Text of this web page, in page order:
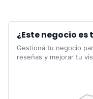
¿Este negocio es
Gestioná tu negocio
reseñas y mejorar tu